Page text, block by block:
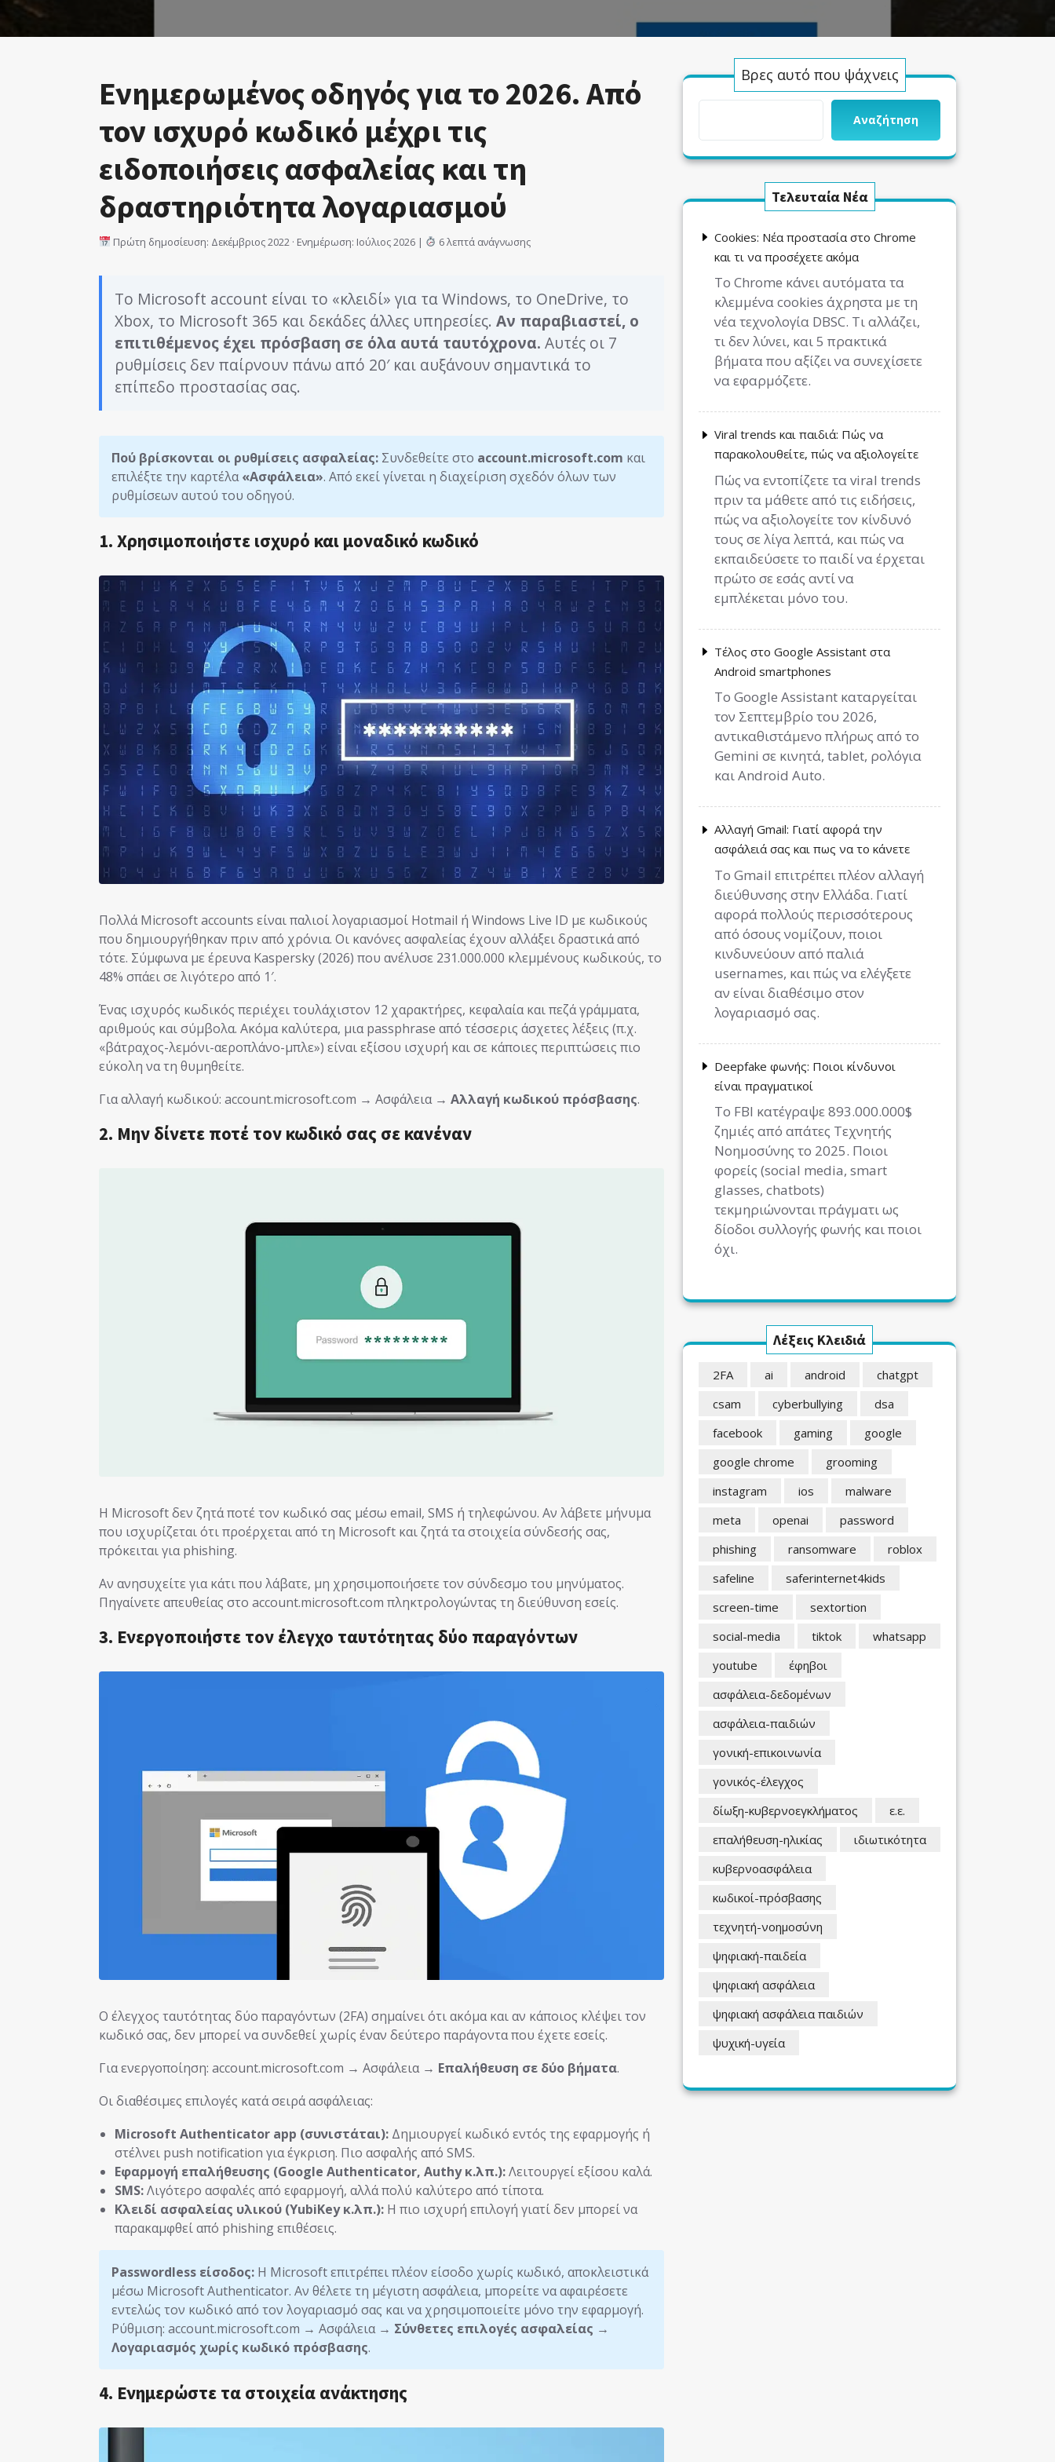
Ενημερωμένος οδηγός για το 2026. Από
τον ισχυρό κωδικό μέχρι τις
ειδοποιήσεις ασφαλείας και τη
δραστηριότητα λογαριασμού
Πρώτη δημοσίευση: Δεκέμβριος 2022 · Ενημέρωση: Ιούλιος 2026 | 6 λεπτά ανάγνωσης
Το Microsoft account είναι το «κλειδί» για τα Windows, το OneDrive, το
Xbox, το Microsoft 365 και δεκάδες άλλες υπηρεσίες. Αν παραβιαστεί, ο
επιτιθέμενος έχει πρόσβαση σε όλα αυτά ταυτόχρονα. Αυτές οι 7
ρυθμίσεις δεν παίρνουν πάνω από 20′ και αυξάνουν σημαντικά το
επίπεδο προστασίας σας.
Πού βρίσκονται οι ρυθμίσεις ασφαλείας: Συνδεθείτε στο account.microsoft.com και
επιλέξτε την καρτέλα«Ασφάλεια». Από εκεί γίνεται η διαχείριση σχεδόν όλων των
ρυθμίσεων αυτού του οδηγού.
1. Χρησιμοποιήστε ισχυρό και μοναδικό κωδικό
Πολλά Microsoft accounts είναι παλιοί λογαριασμοί Hotmail ή Windows Live ID με κωδικούς
που δημιουργήθηκαν πριν από χρόνια. Οι κανόνες ασφαλείας έχουν αλλάξει δραστικά από
τότε. Σύμφωνα με έρευνα Kaspersky (2026) που ανέλυσε 231.000.000 κλεμμένους κωδικούς, το
48% σπάει σε λιγότερο από 1′.
Ένας ισχυρός κωδικός περιέχει τουλάχιστον 12 χαρακτήρες, κεφαλαία και πεζά γράμματα,
αριθμούς και σύμβολα. Ακόμα καλύτερα, μια passphrase από τέσσερις άσχετες λέξεις (π.χ.
«βάτραχος-λεμόνι-αεροπλάνο-μπλε») είναι εξίσου ισχυρή και σε κάποιες περιπτώσεις πιο
εύκολη να τη θυμηθείτε.
Για αλλαγή κωδικού: account.microsoft.com → Ασφάλεια → Αλλαγή κωδικού πρόσβασης.
2. Μην δίνετε ποτέ τον κωδικό σας σε κανέναν
Η Microsoft δεν ζητά ποτέ τον κωδικό σας μέσω email, SMS ή τηλεφώνου. Αν λάβετε μήνυμα
που ισχυρίζεται ότι προέρχεται από τη Microsoft και ζητά τα στοιχεία σύνδεσής σας,
πρόκειται για phishing.
Αν ανησυχείτε για κάτι που λάβατε, μη χρησιμοποιήσετε τον σύνδεσμο του μηνύματος.
Πηγαίνετε απευθείας στο account.microsoft.com πληκτρολογώντας τη διεύθυνση εσείς.
3. Ενεργοποιήστε τον έλεγχο ταυτότητας δύο παραγόντων
Ο έλεγχος ταυτότητας δύο παραγόντων (2FA) σημαίνει ότι ακόμα και αν κάποιος κλέψει τον
κωδικό σας, δεν μπορεί να συνδεθεί χωρίς έναν δεύτερο παράγοντα που έχετε εσείς.
Για ενεργοποίηση: account.microsoft.com → Ασφάλεια → Επαλήθευση σε δύο βήματα.
Οι διαθέσιμες επιλογές κατά σειρά ασφάλειας:
Microsoft Authenticator app (συνιστάται): Δημιουργεί κωδικό εντός της εφαρμογής ή
στέλνει push notification για έγκριση. Πιο ασφαλής από SMS.
Εφαρμογή επαλήθευσης (Google Authenticator, Authy κ.λπ.):Λειτουργεί εξίσου καλά.
SMS:Λιγότερο ασφαλές από εφαρμογή, αλλά πολύ καλύτερο από τίποτα.
Κλειδί ασφαλείας υλικού (YubiKey κ.λπ.): Η πιο ισχυρή επιλογή γιατί δεν μπορεί να
παρακαμφθεί από phishing επιθέσεις.
Passwordless είσοδος: Η Microsoft επιτρέπει πλέον είσοδο χωρίς κωδικό, αποκλειστικά
μέσω Microsoft Authenticator. Αν θέλετε τη μέγιστη ασφάλεια, μπορείτε να αφαιρέσετε
εντελώς τον κωδικό από τον λογαριασμό σας και να χρησιμοποιείτε μόνο την εφαρμογή.
Ρύθμιση: account.microsoft.com → Ασφάλεια → Σύνθετες επιλογές ασφαλείας →
Λογαριασμός χωρίς κωδικό πρόσβασης.
4. Ενημερώστε τα στοιχεία ανάκτησης
Βρες αυτό που ψάχνεις
Αναζήτηση
Τελευταία Νέα
Cookies: Νέα προστασία στο Chrome
και τι να προσέχετε ακόμα
Το Chrome κάνει αυτόματα τα
κλεμμένα cookies άχρηστα με τη
νέα τεχνολογία DBSC. Τι αλλάζει,
τι δεν λύνει, και 5 πρακτικά
βήματα που αξίζει να συνεχίσετε
να εφαρμόζετε.
Viral trends και παιδιά: Πώς να
παρακολουθείτε, πώς να αξιολογείτε
Πώς να εντοπίζετε τα viral trends
πριν τα μάθετε από τις ειδήσεις,
πώς να αξιολογείτε τον κίνδυνό
τους σε λίγα λεπτά, και πώς να
εκπαιδεύσετε το παιδί να έρχεται
πρώτο σε εσάς αντί να
εμπλέκεται μόνο του.
Τέλος στο Google Assistant στα
Android smartphones
Το Google Assistant καταργείται
τον Σεπτεμβρίο του 2026,
αντικαθιστάμενο πλήρως από το
Gemini σε κινητά, tablet, ρολόγια
και Android Auto.
Αλλαγή Gmail: Γιατί αφορά την
ασφάλειά σας και πως να το κάνετε
Το Gmail επιτρέπει πλέον αλλαγή
διεύθυνσης στην Ελλάδα. Γιατί
αφορά πολλούς περισσότερους
από όσους νομίζουν, ποιοι
κινδυνεύουν από παλιά
usernames, και πώς να ελέγξετε
αν είναι διαθέσιμο στον
λογαριασμό σας.
Deepfake φωνής: Ποιοι κίνδυνοι
είναι πραγματικοί
Το FBI κατέγραψε 893.000.000$
ζημιές από απάτες Τεχνητής
Νοημοσύνης το 2025. Ποιοι
φορείς (social media, smart
glasses, chatbots)
τεκμηριώνονται πράγματι ως
δίοδοι συλλογής φωνής και ποιοι
όχι.
Λέξεις Κλειδιά
2FA ai android
chatgpt
csam
cyberbullying
dsa
facebook
gaming
google
google chrome
grooming
instagram
ios
malware
meta
openai
password
phishing
ransomware
roblox
safeline
saferinternet4kids
screen-time
sextortion
social-media
tiktok
whatsapp
youtube
έφηβοι
ασφάλεια-δεδομένων
ασφάλεια-παιδιών
γονική-επικοινωνία
γονικός-έλεγχος
δίωξη-κυβερνοεγκλήματος
ε.ε.
επαλήθευση-ηλικίας
ιδιωτικότητα
κυβερνοασφάλεια
κωδικοί-πρόσβασης
τεχνητή-νοημοσύνη
ψηφιακή-παιδεία
ψηφιακή ασφάλεια
ψηφιακή ασφάλεια παιδιών
ψυχική-υγεία